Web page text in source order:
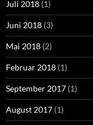
Juli 2018 (1)
Juni 2018 (3)
Mai 2018 (2)
Februar 2018 (1)
September 2017 (1)
August 2017 (1)